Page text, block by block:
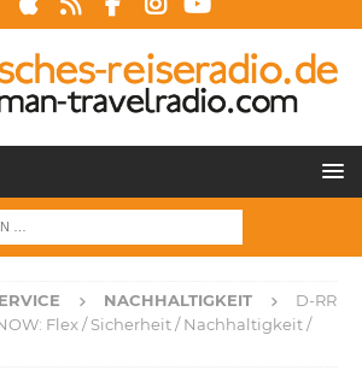
NACHHALTIGKEIT
D-RR
NOW: Flex / Sicherheit / Nachhaltigkeit /